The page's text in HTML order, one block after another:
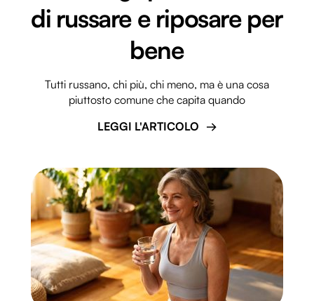
di russare e riposare per
bene
Tutti russano, chi più, chi meno, ma è una cosa
piuttosto comune che capita quando
LEGGI L'ARTICOLO